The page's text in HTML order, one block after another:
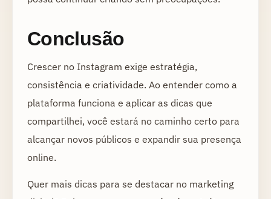
Conclusão
Crescer no Instagram exige estratégia,
consistência e criatividade. Ao entender como a
plataforma funciona e aplicar as dicas que
compartilhei, você estará no caminho certo para
alcançar novos públicos e expandir sua presença
online.
Quer mais dicas para se destacar no marketing